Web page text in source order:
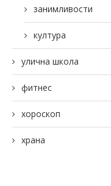
занимливости
култура
улична школа
фитнес
хороскоп
храна